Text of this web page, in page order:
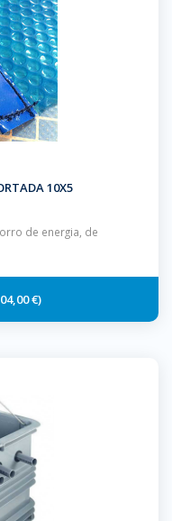
10X5
de energia, de
€